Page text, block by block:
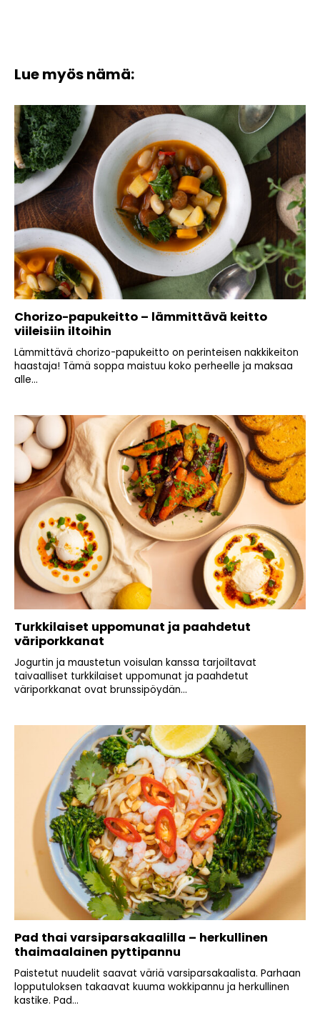
Lue myös nämä:
Chorizo-papukeitto – lämmittävä keitto
viileisiin iltoihin
Lämmittävä chorizo-papukeitto on perinteisen nakkikeiton
haastaja! Tämä soppa maistuu koko perheelle ja maksaa
alle...
Turkkilaiset uppomunat ja paahdetut
väriporkkanat
Jogurtin ja maustetun voisulan kanssa tarjoiltavat
taivaalliset turkkilaiset uppomunat ja paahdetut
väriporkkanat ovat brunssipöydän...
Pad thai varsiparsakaalilla – herkullinen
thaimaalainen pyttipannu
Paistetut nuudelit saavat väriä varsiparsakaalista. Parhaan
lopputuloksen takaavat kuuma wokkipannu ja herkullinen
kastike. Pad...